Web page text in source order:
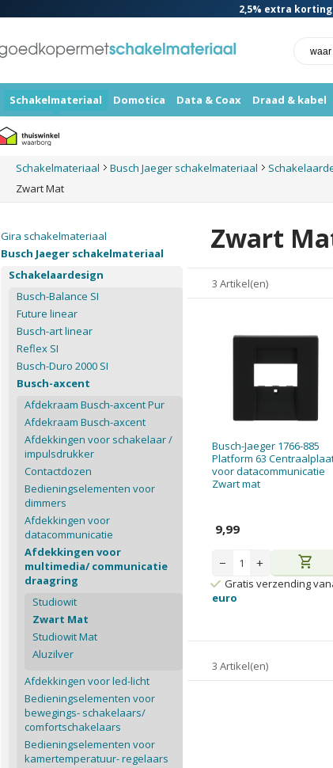
2,5% extra korting
Schakelmateriaal Domotica Data & Coax Draad & kabel
Schakelmateriaal Busch Jaeger schakelmateriaal
Zwart Mat
Zwart
3 Artikel(en)
Busch-Jaeger 1766-885
Platform 63
voor datacommunicatie
Zwart mat
9,99
− + shopping_cart
Gratis verzending
euro
3 Artikel(en)
Gira schakelmateriaal
Busch Jaeger schakelmateriaal
Schakelaardesign
Busch-Balance SI
Future linear
Busch-art linear
Reflex SI
Busch-Duro 2000 SI
Busch-axcent
Afdekraam Busch-axcent Pur
Afdekraam Busch-axcent
Afdekkingen voor schakelaar /
impulsdrukker
Contactdozen
Bedieningselementen voor
dimmers
Afdekkingen voor
datacommunicatie
Afdekkingen voor
multimedia/ communicatie
draagring
Studiowit
Zwart Mat
Studiowit Mat
Aluzilver
Afdekkingen voor led-licht
Bedieningselementen voor
bewegings- schakelaars/
comfortschakelaars
Bedieningselementen voor
kamertemperatuur- regelaars